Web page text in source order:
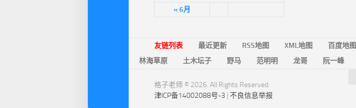
« 6月
友链列表 最近更新 RSS地图 XML地图 百度地图
林海草原
土木坛子 野马 范明明 龙哥 阮一峰
格子老师 © 2026. All Rights Reserved.
津ICP备14002088号-3 | 不良信息举报